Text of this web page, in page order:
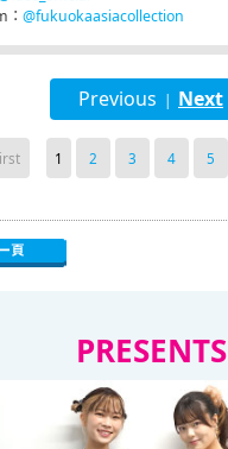
@fukuokaasiacollection
Previous | Next
1 2 3 4 5
PRESENTS